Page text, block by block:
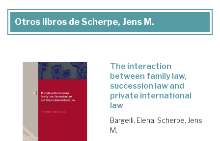
Otros libros de Scherpe, Jens M.
The interaction
between family law,
succession law and
private international
law
Bargelli, Elena; Scherpe, Jens
M.